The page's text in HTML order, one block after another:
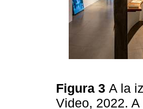
Figura 3 A la
Video, 2022.